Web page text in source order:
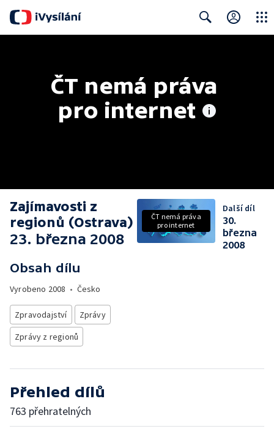
ČT nemá práva
pro internet
Zajímavosti z
regionů (Ostrava)
23. března 2008
Obsah dílu
Vyrobeno 2008 • Česko
Zpravodajství
Zprávy
Zprávy z regionů
ČT nemá práva
pro internet
Další díl
30.
března
2008
Přehled dílů
763 přehratelných